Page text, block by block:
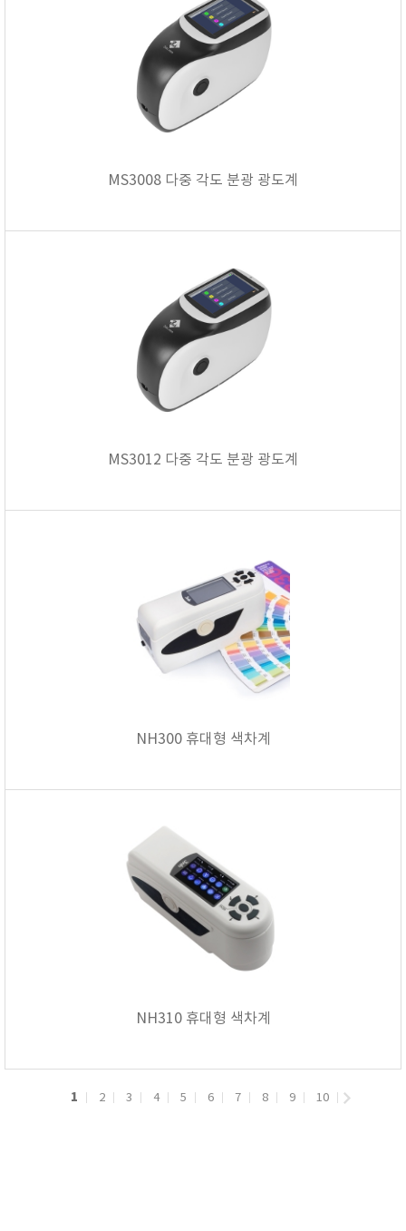
MS3008 다중 각도 분광 광도계
MS3012 다중 각도 분광 광도계
NH300 휴대형 색차계
NH310 휴대형 색차계
1 2 3 4 5 6 7 8 9 10